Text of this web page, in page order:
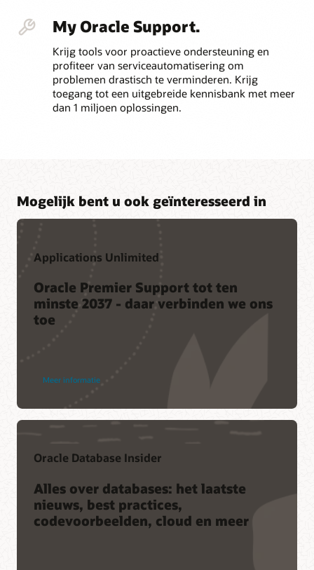
My Oracle Support.
Krijg tools voor proactieve ondersteuning en
profiteer van serviceautomatisering om
problemen drastisch te verminderen. Krijg
toegang tot een uitgebreide kennisbank met meer
dan 1 miljoen oplossingen.
Mogelijk bent u ook geïnteresseerd in
Applications Unlimited
Oracle Premier Support tot ten
minste 2037 - daar verbinden we ons
toe
Meer informatie
Oracle Database Insider
Alles over databases: het laatste
nieuws, best practices,
codevoorbeelden, cloud en meer